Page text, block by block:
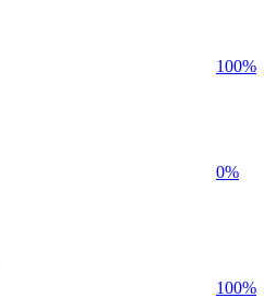
100%
0%
100%